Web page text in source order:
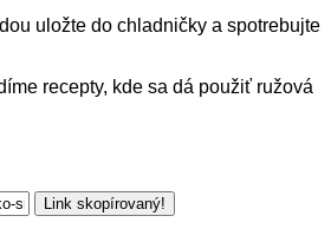
uložte do chladničky a spotrebujte
recepty, kde sa dá použiť ružová
Link skopírovaný!